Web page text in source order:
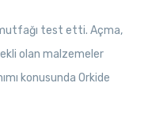
test etti. Açma,
olan malzemeler
konusunda Orkide